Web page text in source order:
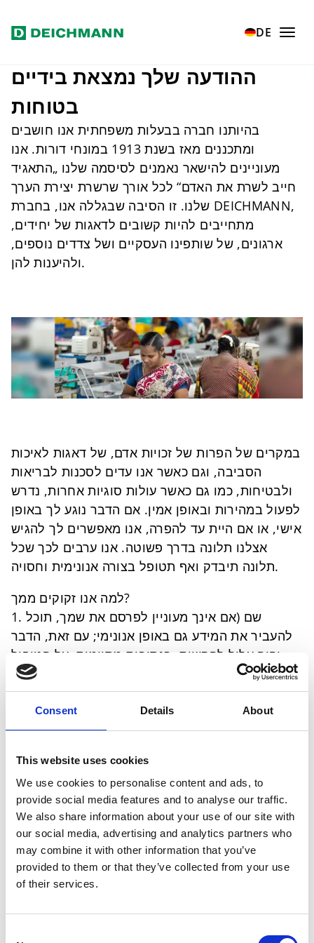
Consent Details About
This website uses cookies
We use cookies to personalise content and ads, to
provide social media features and to analyse our traffic.
We also share information about your use of our site with
our social media, advertising and analytics partners who
may combine it with other information that you’ve
provided to them or that they’ve collected from your use
of their services.
Zum Hauptinhalt springen DE
Home Verantwortung
ההודעה שלך נמצאת בידיים
בטוחות
בהיותנו חברה בבעלות משפחתית אנו חושבים
ומתכננים מאז בשנת 1913 במונחי דורות. אנו
מעוניינים להישאר נאמנים לסיסמה שלנו „התאגיד
חייב לשרת את האדם“ לכל אורך שרשרת יצירת הערך
שלנו. זו הסיבה שבגללה אנו, בחברת DEICHMANN,
מתחייבים להיות קשובים לדאגות של יחידים,
ארגונים, של שותפינו העסקיים ושל צדדים נוספים,
ולהיענות להן.
במקרים של הפרות של זכויות אדם, של דאגות לאיכות
הסביבה, וגם כאשר אנו עדים לסכנות לבריאות
ולבטיחות, כמו גם כאשר עולות סוגיות אחרות, נדרש
לפעול במהירות ובאופן אמין. אם הדבר נוגע לך באופן
אישי, או אם היית עד להפרה, אנו מאפשרים לך להגיש
אצלנו תלונה בדרך פשוטה. אנו ערבים לכך שכל
תלונה תיבדק ואף תטופל בצורה אנונימית וחסויה.
למה אנו זקוקים ממך?
1. שם (אם אינך מעוניין לפרסם את שמך, תוכל
להעביר את המידע גם באופן אנונימי; עם זאת, הדבר
יהיה עלול להקשות, בנסיבות מסוימות, על הטיפול
2. דרכי יצירת קשר, כגון מספר טלפון, כתובת דוא“ל
3. המדינה והעיר/יישוב שבהם אתה נמצא, כמו גם, אם
4. תיאור מפורט, כולל תאריך או תקופה, של האירוע
הנוגע לזכויות אדם, לפגיעה באיכות הסביבה, לבריאות
או לבטיחות. אם קיימים, נשמח אם תצרף לפנייתך
מסמכים תומכים.
הגש את התלונה שלך בכתב כאן.